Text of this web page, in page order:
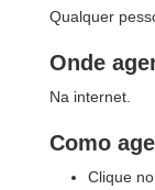
Qualquer
Onde
Na internet.
Como
Clique